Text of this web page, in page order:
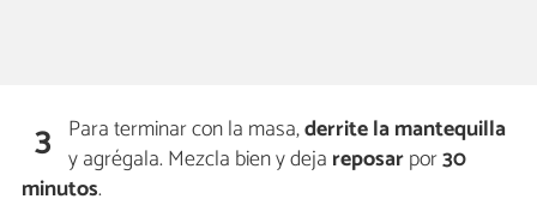
3 Para terminar con la masa,derrite lamantequilla
y agrégala. Mezcla bien y deja reposarpor30
minutos.